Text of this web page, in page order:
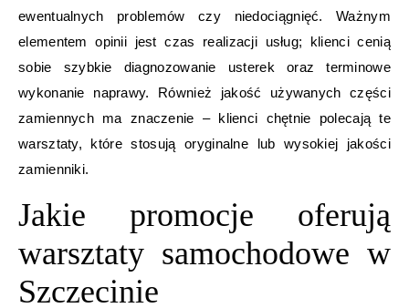
ewentualnych problemów czy niedociągnięć. Ważnym
elementem opinii jest czas realizacji usług; klienci cenią
sobie szybkie diagnozowanie usterek oraz terminowe
wykonanie naprawy. Również jakość używanych części
zamiennych ma znaczenie – klienci chętnie polecają te
warsztaty, które stosują oryginalne lub wysokiej jakości
zamienniki.
Jakie promocje oferują
warsztaty samochodowe w
Szczecinie